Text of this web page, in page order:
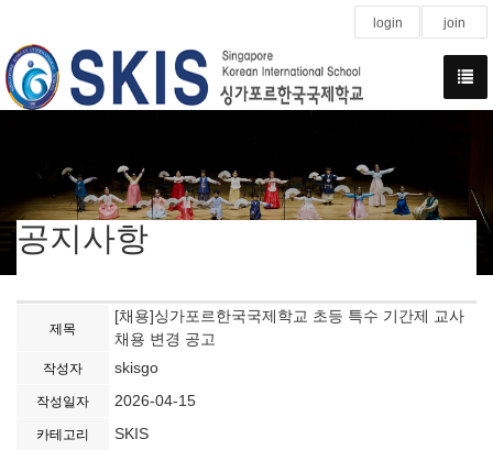
login join
공지사항
제목
[채용]싱가포르한국국제학교 초등 특수 기간제 교사
채용 변경 공고
작성자 skisgo
작성일자 2026-04-15
카테고리 SKIS